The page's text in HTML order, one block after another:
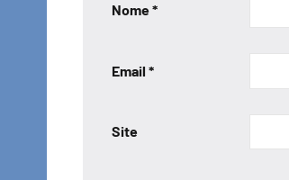
Nome*
Email *
Site